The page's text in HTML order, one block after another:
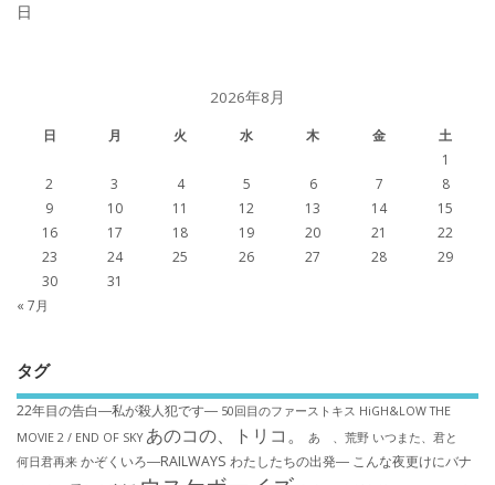
日
2026年8月
日 月 火 水 木 金
土
1
2
3 4 5 6 7
8
9
10 11 12 13 14
15
16
17 18 19 20 21
22
23
24 25 26 27 28
29
30
31
« 7月
タグ
22年目の告白―私が殺人犯です― 50回目のファーストキス HiGH&LOW THE
MOVIE 2 / END OF SKY あのコの、トリコ。 あゝ、荒野 いつまた、君と
何日君再来 かぞくいろ―RAILWAYS わたしたちの出発― こんな夜更けにバナ